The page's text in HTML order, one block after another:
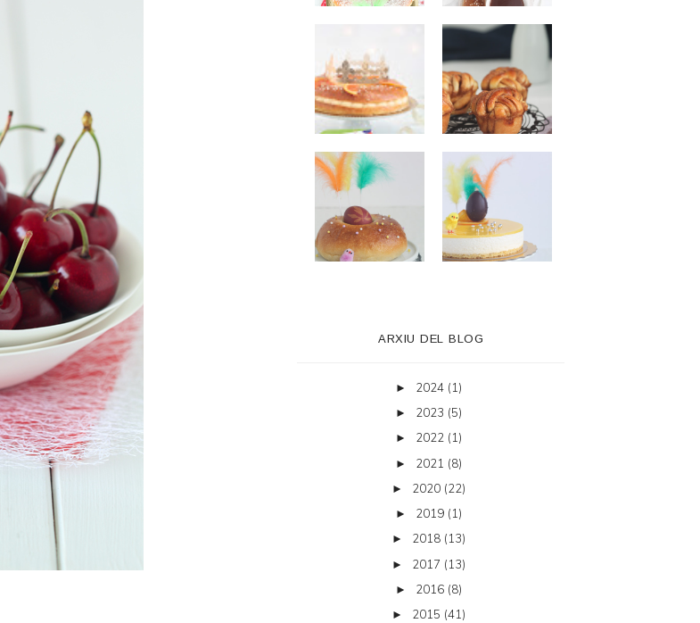
ARXIU DEL BLOG
► 2024 (1)
► 2023 (5)
► 2022 (1)
► 2021 (8)
► 2020 (22)
► 2019 (1)
► 2018 (13)
► 2017 (13)
► 2016 (8)
► 2015 (41)